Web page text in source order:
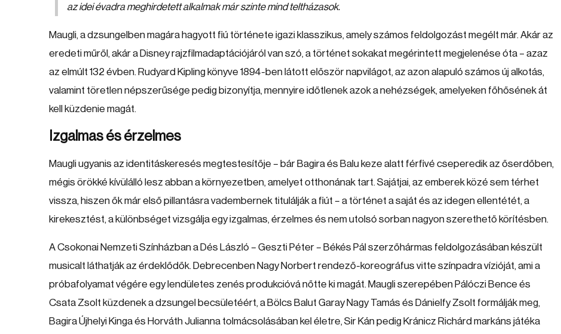
az idei évadra meghirdetett alkalmak már szinte mind teltházasok.
Maugli, a dzsungelben magára hagyott fiú története igazi klasszikus, amely számos feldolgozást megélt már. Akár az
eredeti műről, akár a Disney rajzfilmadaptációjáról van szó, a történet sokakat megérintett megjelenése óta – azaz
az elmúlt 132 évben. Rudyard Kipling könyve 1894-ben látott először napvilágot, az azon alapuló számos új alkotás,
valamint töretlen népszerűsége pedig bizonyítja, mennyire időtlenek azok a nehézségek, amelyeken főhősének át
kell küzdenie magát.
Izgalmas és érzelmes
Maugli ugyanis az identitáskeresés megtestesítője – bár Bagira és Balu keze alatt férfivé cseperedik az őserdőben,
mégis örökké kívülálló lesz abban a környezetben, amelyet otthonának tart. Sajátjai, az emberek közé sem térhet
vissza, hiszen ők már első pillantásra vadembernek titulálják a fiút – a történet a saját és az idegen ellentétét, a
kirekesztést, a különbséget vizsgálja egy izgalmas, érzelmes és nem utolsó sorban nagyon szerethető körítésben.
A Csokonai Nemzeti Színházban a Dés László – Geszti Péter – Békés Pál szerzőhármas feldolgozásában készült
musicalt láthatják az érdeklődők. Debrecenben Nagy Norbert rendező-koreográfus vitte színpadra vízióját, ami a
próbafolyamat végére egy lendületes zenés produkcióvá nőtte ki magát. Maugli szerepében Pálóczi Bence és
Csata Zsolt küzdenek a dzsungel becsületéért, a Bölcs Balut Garay Nagy Tamás és Dánielfy Zsolt formálják meg,
Bagira Újhelyi Kinga és Horváth Julianna tolmácsolásában kel életre, Sir Kán pedig Kránicz Richárd markáns játéka